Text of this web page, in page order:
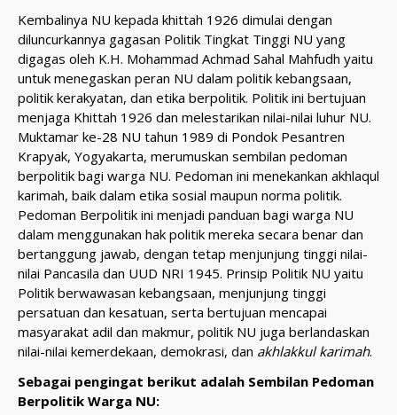
Kembalinya NU kepada khittah 1926 dimulai dengan
diluncurkannya gagasan Politik Tingkat Tinggi NU yang
digagas oleh K.H. Mohammad Achmad Sahal Mahfudh yaitu
untuk menegaskan peran NU dalam politik kebangsaan,
politik kerakyatan, dan etika berpolitik. Politik ini bertujuan
menjaga Khittah 1926 dan melestarikan nilai-nilai luhur NU.
Muktamar ke-28 NU tahun 1989 di Pondok Pesantren
Krapyak, Yogyakarta, merumuskan sembilan pedoman
berpolitik bagi warga NU. Pedoman ini menekankan akhlaqul
karimah, baik dalam etika sosial maupun norma politik.
Pedoman Berpolitik ini menjadi panduan bagi warga NU
dalam menggunakan hak politik mereka secara benar dan
bertanggung jawab, dengan tetap menjunjung tinggi nilai-
nilai Pancasila dan UUD NRI 1945. Prinsip Politik NU yaitu
Politik berwawasan kebangsaan, menjunjung tinggi
persatuan dan kesatuan, serta bertujuan mencapai
masyarakat adil dan makmur, politik NU juga berlandaskan
nilai-nilai kemerdekaan, demokrasi, dan akhlakkul karimah.
Sebagai pengingat berikut adalah Sembilan Pedoman
Berpolitik Warga NU: